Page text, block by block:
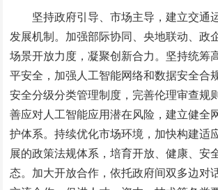
坚持政府引导、市场主导，建立交通
发展机制。加强部际协同、央地联动、政
场景开放力度，凝聚创新合力。坚持统筹
平安全，加强人工智能网络和数据安全合
安全分级分类管理制度，完善伦理审查规
善应对人工智能应用潜在风险，建立健全
护体系。持续优化市场环境，加快构建适
展的政策法规体系，培育开放、健康、安
态。加大开放合作，依托政府间双多边对